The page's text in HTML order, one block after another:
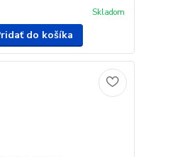
Skladom
do košíka